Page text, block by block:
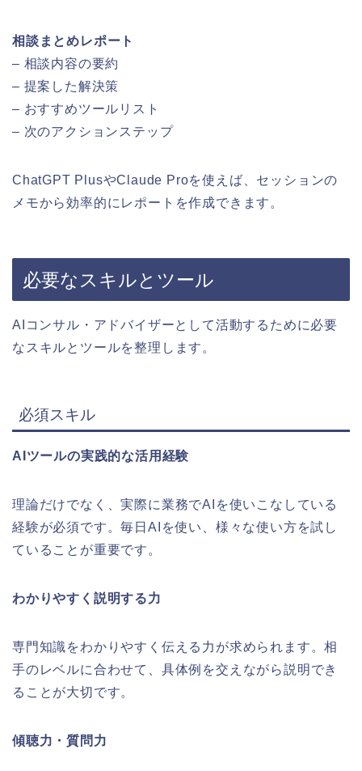
相談まとめレポート
– 相談内容の要約
– 提案した解決策
– おすすめツールリスト
– 次のアクションステップ
ChatGPT PlusやClaude Proを使えば、セッションの
メモから効率的にレポートを作成できます。
必要なスキルとツール
AIコンサル・アドバイザーとして活動するために必要
なスキルとツールを整理します。
必須スキル
AIツールの実践的な活用経験
理論だけでなく、実際に業務でAIを使いこなしている
経験が必須です。毎日AIを使い、様々な使い方を試し
ていることが重要です。
わかりやすく説明する力
専門知識をわかりやすく伝える力が求められます。相
手のレベルに合わせて、具体例を交えながら説明でき
ることが大切です。
傾聴力・質問力